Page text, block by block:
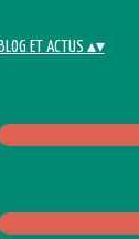
BLOG ET ACTUS ▴▾